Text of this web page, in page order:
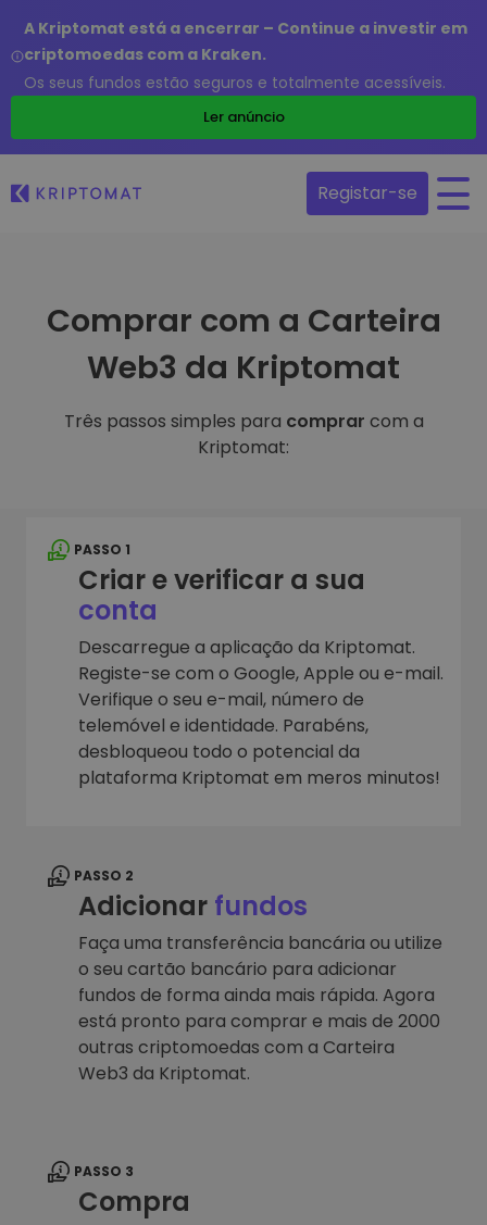
A Kriptomat está a encerrar – Continue a investir em
criptomoedas com a Kraken.
Os seus fundos estão seguros e totalmente acessíveis.
Ler anúncio
Registar-se
Comprar com a Carteira
Web3 da Kriptomat
Três passos simples para comprar com a
Kriptomat:
PASSO 1
Criar e verificar a sua
conta
Descarregue a aplicação da Kriptomat.
Registe-se com o Google, Apple ou e-mail.
Verifique o seu e-mail, número de
telemóvel e identidade. Parabéns,
desbloqueou todo o potencial da
plataforma Kriptomat em meros minutos!
PASSO 2
Adicionar fundos
Faça uma transferência bancária ou utilize
o seu cartão bancário para adicionar
fundos de forma ainda mais rápida. Agora
está pronto para comprar e mais de 2000
outras criptomoedas com a Carteira
Web3 da Kriptomat.
PASSO 3
Compra